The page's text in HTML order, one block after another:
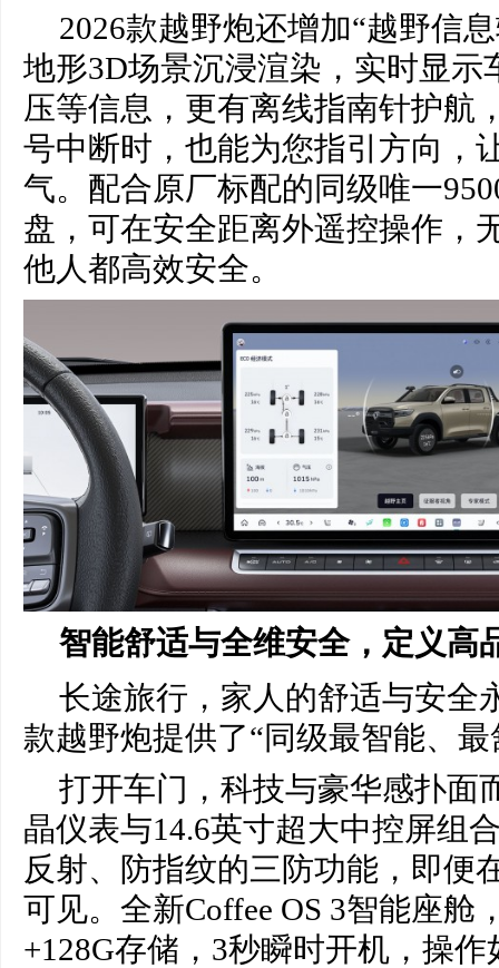
2026款越野炮还增加“越野信
地形3D场景沉浸渲染，实时显示
压等信息，更有离线指南针护航
号中断时，也能为您指引方向，
气。配合原厂标配的同级唯一
盘，可在安全距离外遥控操作，
他人都高效安全。
智能舒适与全维安全，定义高
长途旅行，家人的舒适与安全
款越野炮提供了“同级最智能、
打开车门，科技与豪华感扑面
晶仪表与14.6英寸超大中控屏组
反射、防指纹的三防功能，即便
可见。全新Coffee OS 3智能座舱
+128G存储，3秒瞬时开机，操